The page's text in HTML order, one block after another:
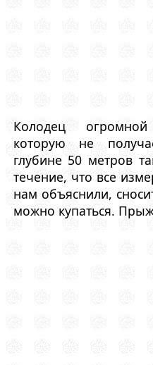
Колодец
которую не
глубине 50 метров
течение, что все
нам объяснили,
можно купаться.